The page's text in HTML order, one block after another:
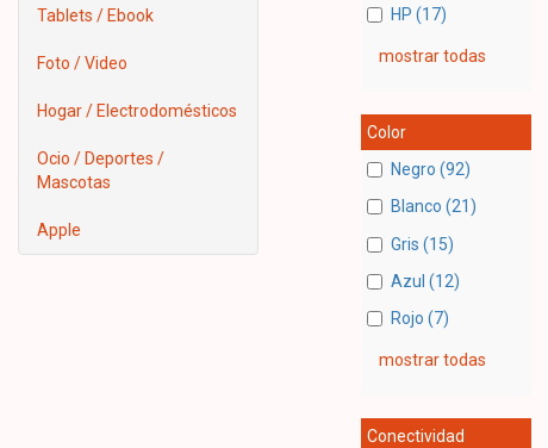
Tablets / Ebook
Foto / Video
Hogar / Electrodomésticos
Ocio / Deportes /
Mascotas
Apple
HP (17)
mostrar todas
Color
Negro (92)
Blanco (21)
Gris (15)
Azul (12)
Rojo (7)
mostrar todas
Conectividad